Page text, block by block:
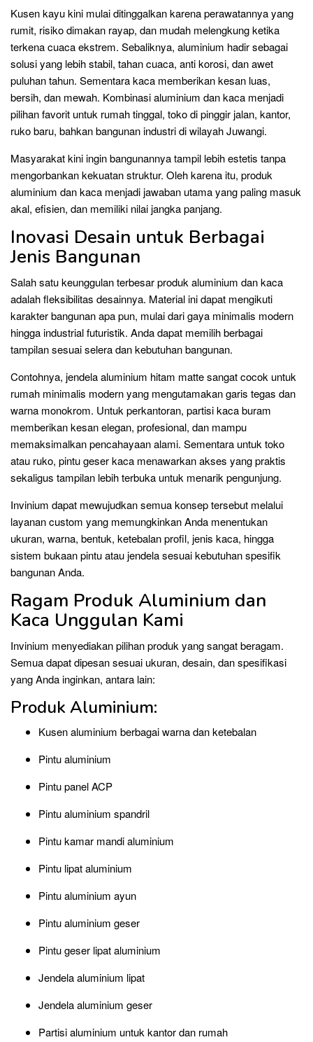
Kusen kayu kini mulai ditinggalkan karena perawatannya yang
rumit, risiko dimakan rayap, dan mudah melengkung ketika
terkena cuaca ekstrem. Sebaliknya, aluminium hadir sebagai
solusi yang lebih stabil, tahan cuaca, anti korosi, dan awet
puluhan tahun. Sementara kaca memberikan kesan luas,
bersih, dan mewah. Kombinasi aluminium dan kaca menjadi
pilihan favorit untuk rumah tinggal, toko di pinggir jalan, kantor,
ruko baru, bahkan bangunan industri di wilayah Juwangi.
Masyarakat kini ingin bangunannya tampil lebih estetis tanpa
mengorbankan kekuatan struktur. Oleh karena itu, produk
aluminium dan kaca menjadi jawaban utama yang paling masuk
akal, efisien, dan memiliki nilai jangka panjang.
Inovasi Desain untuk Berbagai
Jenis Bangunan
Salah satu keunggulan terbesar produk aluminium dan kaca
adalah fleksibilitas desainnya. Material ini dapat mengikuti
karakter bangunan apa pun, mulai dari gaya minimalis modern
hingga industrial futuristik. Anda dapat memilih berbagai
tampilan sesuai selera dan kebutuhan bangunan.
Contohnya, jendela aluminium hitam matte sangat cocok untuk
rumah minimalis modern yang mengutamakan garis tegas dan
warna monokrom. Untuk perkantoran, partisi kaca buram
memberikan kesan elegan, profesional, dan mampu
memaksimalkan pencahayaan alami. Sementara untuk toko
atau ruko, pintu geser kaca menawarkan akses yang praktis
sekaligus tampilan lebih terbuka untuk menarik pengunjung.
Invinium dapat mewujudkan semua konsep tersebut melalui
layanan custom yang memungkinkan Anda menentukan
ukuran, warna, bentuk, ketebalan profil, jenis kaca, hingga
sistem bukaan pintu atau jendela sesuai kebutuhan spesifik
bangunan Anda.
Ragam Produk Aluminium dan
Kaca Unggulan Kami
Invinium menyediakan pilihan produk yang sangat beragam.
Semua dapat dipesan sesuai ukuran, desain, dan spesifikasi
yang Anda inginkan, antara lain:
Produk Aluminium:
Kusen aluminium berbagai warna dan ketebalan
Pintu aluminium
Pintu panel ACP
Pintu aluminium spandril
Pintu kamar mandi aluminium
Pintu lipat aluminium
Pintu aluminium ayun
Pintu aluminium geser
Pintu geser lipat aluminium
Jendela aluminium lipat
Jendela aluminium geser
Partisi aluminium untuk kantor dan rumah